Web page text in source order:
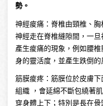
勢。
神經痠痛：脊椎由頸椎、
神經走在脊椎縫隙間，一
產生痠痛的現象，例如腰
身的靈活度，並產生跌倒的
筋膜痠疼：筋膜位於皮膚
組織 ，會延綿不斷包繞著
穿身體上下；特別是長在